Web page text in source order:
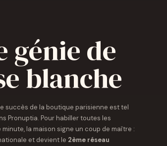
génie de
blanche
succès de la boutique parisienne est tel
Pronuptia. Pour habiller toutes les
la maison signe un coup de maître :
et devient le 2ème réseau